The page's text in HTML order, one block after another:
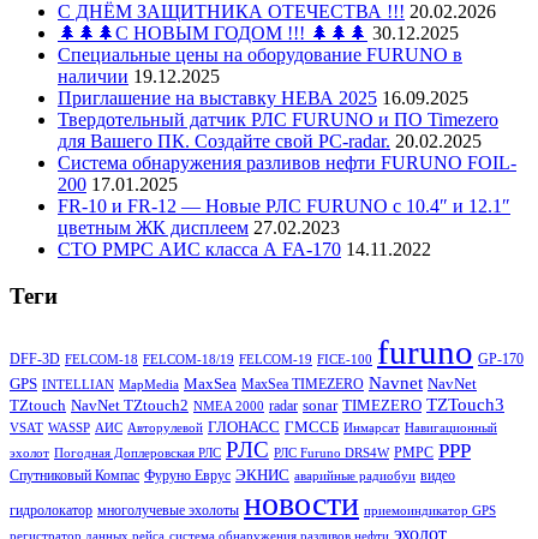
С ДНЁМ ЗАЩИТНИКА ОТЕЧЕСТВА !!! 20.02.2026
🌲🌲🌲С НОВЫМ ГОДОМ !!! 🌲🌲🌲 30.12.2025
Специальные цены на оборудование FURUNO в
наличии 19.12.2025
Приглашение на выставку НЕВА 2025 16.09.2025
Твердотельный датчик РЛС FURUNO и ПО Timezero
для Вашего ПК. Создайте свой PC-radar. 20.02.2025
Система обнаружения разливов нефти FURUNO FOIL-
200 17.01.2025
FR-10 и FR-12 — Новые РЛС FURUNO c 10.4″ и 12.1″
цветным ЖК дисплеем 27.02.2023
СТО РМРС АИС класса А FA-170 14.11.2022
Теги
DFF-3D FELCOM-18 FELCOM-18/19 FELCOM-19 FICE-100 furuno GP-170
GPS INTELLIAN MapMedia MaxSea MaxSea TIMEZERO Navnet NavNet
TZtouch NavNet TZtouch2 NMEA 2000 radar sonar TIMEZERO TZTouch3
VSAT WASSP АИС Авторулевой ГЛОНАСС ГМССБ Инмарсат Навигационный
эхолот Погодная Доплеровская РЛС РЛС РЛС Furuno DRS4W РМРС РРР
Спутниковый Компас Фуруно Еврус ЭКНИС аварийные радиобуи видео
гидролокатор многолучевые эхолоты новости приемоиндикатор GPS
регистратор данных рейса система обнаружения разливов нефти эхолот